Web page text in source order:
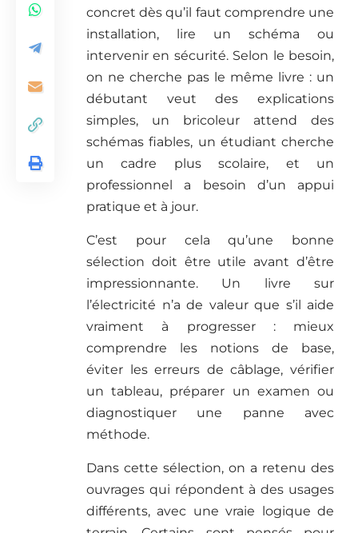
concret dès qu’il faut comprendre une
installation, lire un schéma ou
intervenir en sécurité. Selon le besoin,
on ne cherche pas le même livre : un
débutant veut des explications
simples, un bricoleur attend des
schémas fiables, un étudiant cherche
un cadre plus scolaire, et un
professionnel a besoin d’un appui
pratique et à jour.
C’est pour cela qu’une bonne
sélection doit être utile avant d’être
impressionnante. Un livre sur
l’électricité n’a de valeur que s’il aide
vraiment à progresser : mieux
comprendre les notions de base,
éviter les erreurs de câblage, vérifier
un tableau, préparer un examen ou
diagnostiquer une panne avec
méthode.
Dans cette sélection, on a retenu des
ouvrages qui répondent à des usages
différents, avec une vraie logique de